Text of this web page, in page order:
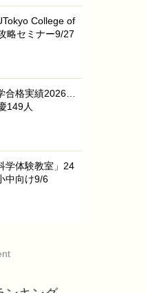
College of
略セミナー9/27
合格実績2026…
149人
学体験教室」24
中向け9/6